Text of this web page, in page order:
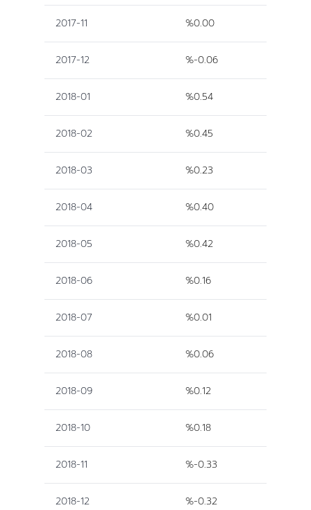
2017-11 %0.00
2017-12 %-0.06
2018-01 %0.54
2018-02 %0.45
2018-03 %0.23
2018-04 %0.40
2018-05 %0.42
2018-06 %0.16
2018-07 %0.01
2018-08 %0.06
2018-09 %0.12
2018-10 %0.18
2018-11 %-0.33
2018-12 %-0.32